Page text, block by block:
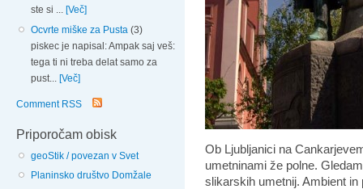
ste si ... [Več]
Ocvrte miške za Pusta (3)
piskec je napisal: Ampak saj veš:
tega ti ni treba delat samo za
pust... [Več]
Comment RSS
Priporočam obisk
geoStik / povezan v Svet
Planinsko društvo Domžale
Ob Ljubljanici na
umetninami že polne.
slikarskih umetnij. Ambient in